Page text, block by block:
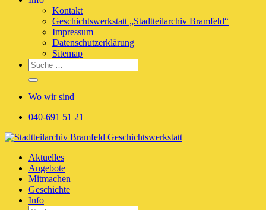
Kontakt
Geschichtswerkstatt „Stadtteilarchiv Bramfeld“
Impressum
Datenschutzerklärung
Sitemap
Wo wir sind
040-691 51 21
Skip
content
Stadtteilarchiv Bramfeld Geschichtswerkstatt
Das Stadtteilarchiv Bramfeld erforscht die örtliche Geschichte für und
in Zusammenarbeit mit den Bürger-Innen
Aktuelles
Angebote
Mitmachen
Geschichte
Info